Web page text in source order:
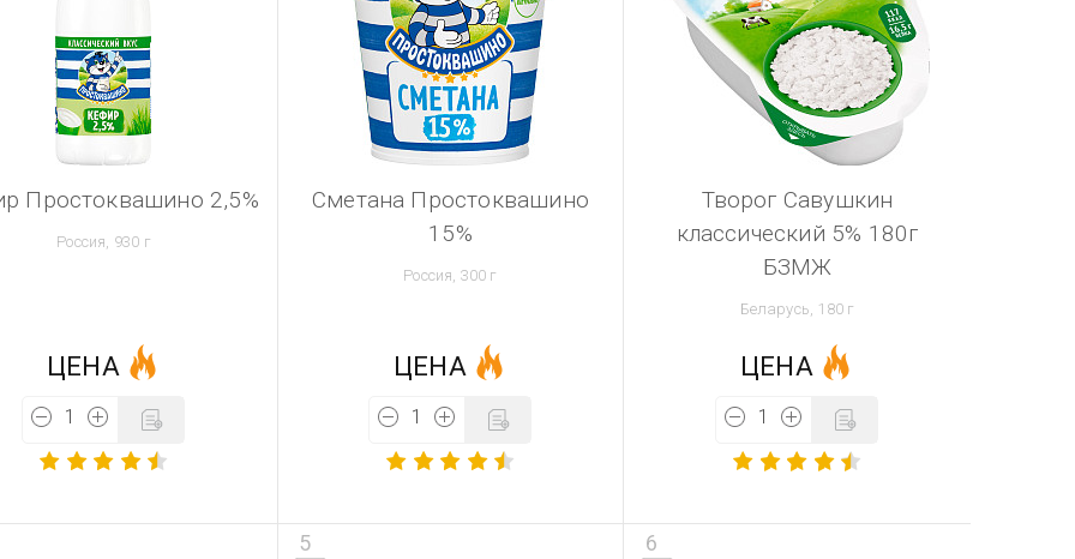
Простоквашино 2,5%
Россия, 930 г
ЦЕНА
Сметана Простоквашино
15%
Россия, 300 г
ЦЕНА
Творог Савушкин
классический 5% 180г
БЗМЖ
Беларусь, 180 г
ЦЕНА
5 6